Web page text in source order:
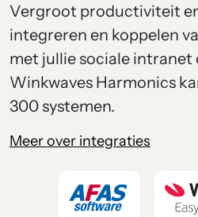
Vergroot productiviteit
integreren en koppelen
met jullie sociale
Winkwaves Harmonics
300 systemen.
Meer over integraties